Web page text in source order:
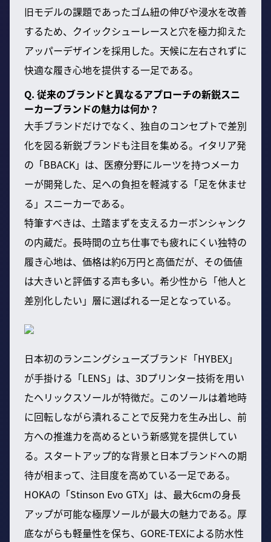
旧モデルの課題であったゴム紐の伸びや浸水を改善
するため、クイックシューレースと穴を極力抑えた
アッパーデザインを採用した。天候に左右されずに
快適な履き心地を提供する一足である。
Q. 従来のブランドと異なるアプローチの新鋭スニ
ーカーブランドの魅力は何か？
大手ブランドだけでなく、独自のコンセプトで差別
化を図る新鋭ブランドも注目を集める。イタリア発
の「BBACK」は、医療分野にルーツを持つメーカ
ーが開発した、足への負担を軽減する「足を休ませ
る」スニーカーである。
特筆すべきは、土踏まずを支えるカーボンシャンク
の内蔵だ。長時間の立ち仕事でも疲れにくい独特の
履き心地は、価格は約6万円と高価だが、その価値
は大きいと評価する声も多い。希少性から「他人と
差別化したい」層に選ばれる一足となっている。
日本初のランニングシューズブランド「HYBEX」
が手掛ける「LENS」は、3Dプリンター技術を用い
たヘリックスソールが特徴だ。このソールは着地時
に回転しながら潰れることで反発力を生み出し、前
方への推進力を高めるという新感覚を提供してい
る。スタートアップ的な背景と日本ブランドへの期
待が相まって、注目度を高めている一足である。
HOKAの「Stinson Evo GTX」は、最大6cmの身長
アップが可能な極厚ソールが最大の魅力である。厚
底ながらも軽量性を保ち、GORE-TEXによる防水性